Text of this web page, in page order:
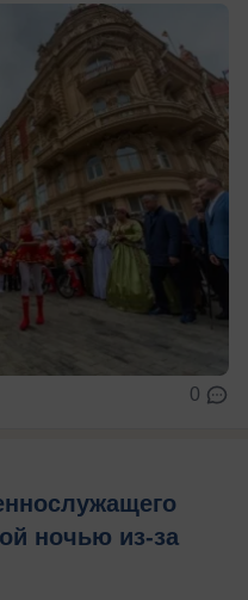
0
ночью из-за